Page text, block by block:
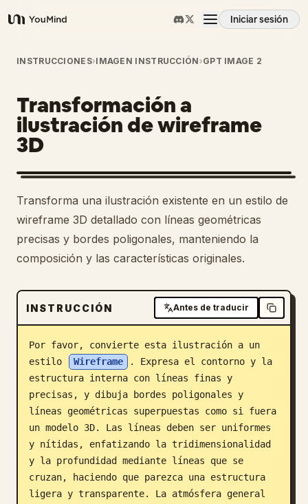
YouMind
Iniciar sesión
Resumen
Casos de uso
Habilidades
Prompts
Precios
Blog
Actualizaciones
INSTRUCCIONES›IMAGEN INSTRUCCIÓN ›GPT IMAGE 2
Transformación a
ilustración de wireframe
3D
Transforma una ilustración existente en un estilo de
wireframe 3D detallado con líneas geométricas
precisas y bordes poligonales, manteniendo la
composición y las características originales.
INSTRUCCIÓN Antes de traducir
Por favor, convierte esta ilustración a un
estilo
Wireframe
. Expresa el contorno y la
estructura interna con líneas finas y
precisas, y dibuja bordes poligonales y
líneas geométricas superpuestas como si fuera
un modelo 3D. Las líneas deben ser uniformes
y nítidas, enfatizando la tridimensionalidad
y la profundidad mediante líneas que se
cruzan, haciendo que parezca una estructura
ligera y transparente. La atmósfera general